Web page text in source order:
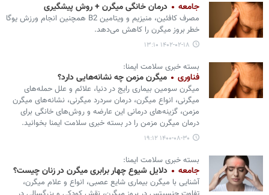
جامعه درمان خانگی میگرن + روش پیشگیری
مصرف کافئین، منیزیم و ویتامین B2 همچنین انجام ورزش یوگا
خطر بروز میگرن را کاهش می‌دهد.
۱۴۰۲-۰۲-۱۸ ۱۳:۱۰
بسته خبری سلامت ایمنا:
فناوری میگرن مزمن چه نشانه‌هایی دارد؟
میگرن سومین بیماری رایج در دنیا، علائم و علل حمله‌های
میگرنی، انواع میگرن، درمان سردرد میگرنی، نشانه‌های میگرن
مزمن، گزینه‌های درمانی این عارضه و روش‌های خانگی برای
درمان میگرن مزمن را در بسته خبری سلامت ایمنا بخوانید.
۱۴۰۰-۰۸-۳۰ ۱۹:۱۲
بسته خبری سلامت ایمنا:
جامعه دلایل شیوع چهار برابری میگرن در زنان چیست؟
آشنایی با میگرن بیماری شایع عصبی، انواع و علام میگرن،